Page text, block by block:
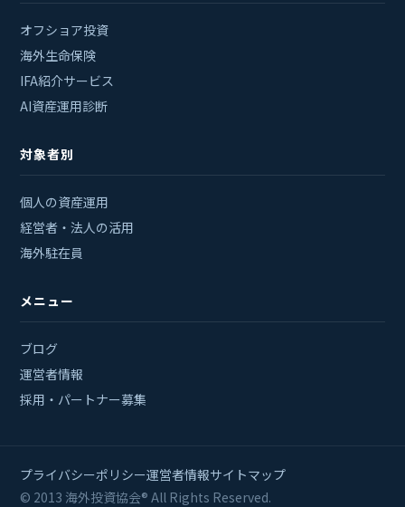
オフショア投資
海外生命保険
IFA紹介サービス
AI資産運用診断
対象者別
個人の資産運用
経営者・法人の活用
海外駐在員
メニュー
ブログ
運営者情報
採用・パートナー募集
プライバシーポリシー運営者情報サイトマップ
© 2013 海外投資協会® All Rights Reserved.